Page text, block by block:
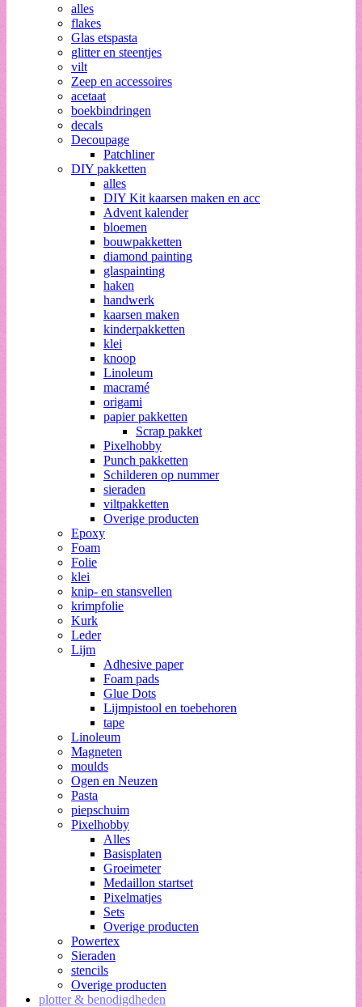
alles
flakes
Glas etspasta
glitter en steentjes
vilt
Zeep en accessoires
acetaat
boekbindringen
decals
Decoupage
Patchliner
DIY pakketten
alles
DIY Kit kaarsen maken en acc
Advent kalender
bloemen
bouwpakketten
diamond painting
glaspainting
haken
handwerk
kaarsen maken
kinderpakketten
klei
knoop
Linoleum
macramé
origami
papier pakketten
Scrap pakket
Pixelhobby
Punch pakketten
Schilderen op nummer
sieraden
viltpakketten
Overige producten
Epoxy
Foam
Folie
klei
knip- en stansvellen
krimpfolie
Kurk
Leder
Lijm
Adhesive paper
Foam pads
Glue Dots
Lijmpistool en toebehoren
tape
Linoleum
Magneten
moulds
Ogen en Neuzen
Pasta
piepschuim
Pixelhobby
Alles
Basisplaten
Groeimeter
Medaillon startset
Pixelmatjes
Sets
Overige producten
Powertex
Sieraden
stencils
Overige producten
plotter & benodigdheden